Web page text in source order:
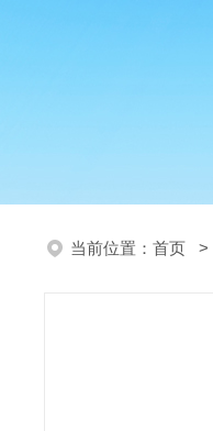
当前位置： 首页 >